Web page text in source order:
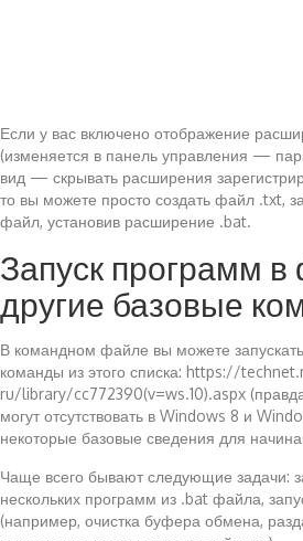
Если у вас включено отображение
(изменяется в панель управления —
вид — скрывать расширения
то вы можете просто создать файл .txt,
файл, установив расширение .bat.
Запуск программ
другие базовые
В командном файле вы можете
команды из этого списка: https://
ru/library/cc772390(v=ws.10).aspx
могут отсутствовать в Windows 8 и
некоторые базовые сведения для
Чаще всего бывают следующие задачи:
нескольких программ из .bat файла,
(например, очистка буфера обмена,